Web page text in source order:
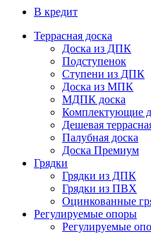
В кредит
Террасная доска
Доска из ДПК
Подступенок
Ступени из ДПК
Доска из МПК
МДПК доска
Комплектующие
Дешевая
Палубная доска
Доска Премиум
Грядки
Грядки из ДПК
Грядки из ПВХ
Оцинкованные
Регулируемые опоры
Регулируемые